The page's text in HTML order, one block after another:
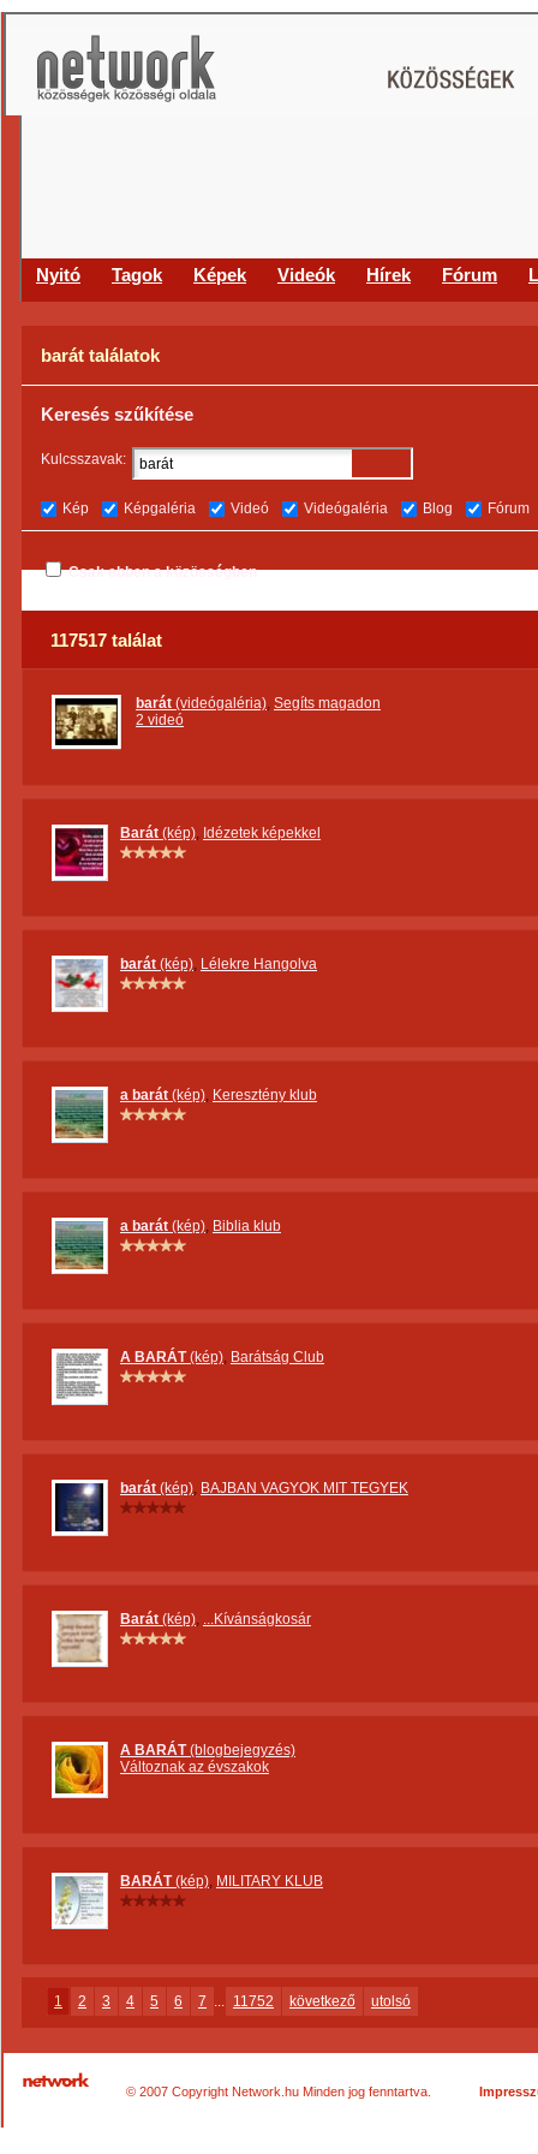
Nyitó Tagok Képek Videók Hírek Fórum
barát találatok
Keresés szűkítése
Kulcsszavak:
Kép Képgaléria Videó Videógaléria Blog Fórum
Csak ebben a közösségben
117517 találat
barát (videógaléria), Segíts magadon
2 videó
Barát (kép), Idézetek képekkel
barát (kép), Lélekre Hangolva
a barát (kép), Keresztény klub
a barát (kép), Biblia klub
A BARÁT(kép), Barátság Club
barát (kép), BAJBAN VAGYOK MIT TEGYEK
Barát (kép), ...Kívánságkosár
A BARÁT(blogbejegyzés)
Változnak az évszakok
BARÁT(kép), MILITARY KLUB
1 2 3 4 5 6 7 ... 11752 következő utolsó
© 2007 Copyright Network.hu Minden jog fenntartva.